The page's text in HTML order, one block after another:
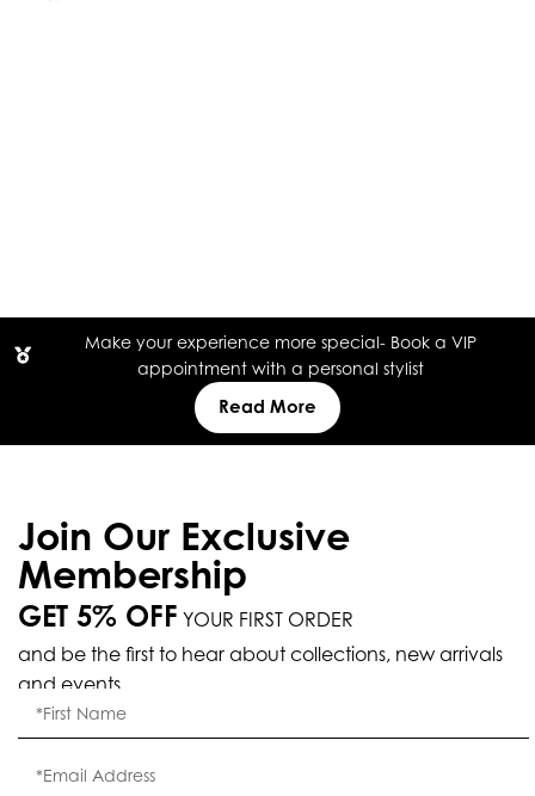
Make your experience more special- Book a VIP
appointment with a personal stylist
Read More
Join Our Exclusive
Membership
GET 5% OFF YOUR FIRST ORDER
and be the first to hear about collections, new arrivals
and events.